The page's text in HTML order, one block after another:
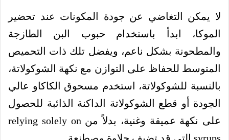
لا يمكن التغاضي عن جودة المكونات عند تحضير
الموكا، ابدأ باستخدام حبوب البن الطازجة
والمطحونة بشكل ناعم، ويفضل تلك ذات التحميص
المتوسط للحفاظ على التوازن مع نكهة الشوكولاتة،
بالنسبة للشوكولاتة، استخدم مسحوق الكاكاو عالي
الجودة أو قطع الشوكولاتة الداكنة الذائبة للحصول
على نكهة عميقة وغنية، بدلاً من relying solely on
syrups التي قد تضيف حلاوة مصطنعة.